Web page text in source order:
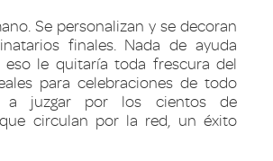
Se personalizan y se decoran
finales. Nada de ayuda
eso le quitaría toda frescura del
para celebraciones de todo
juzgar por los cientos de
circulan por la red, un éxito